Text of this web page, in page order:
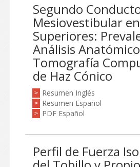
Segundo
Mesiovestibular
Superiores:
Análisis
Tomografía
de Haz Cónico
> Resumen Inglés
> Resumen Español
> PDF Español
Perfil de Fuerza